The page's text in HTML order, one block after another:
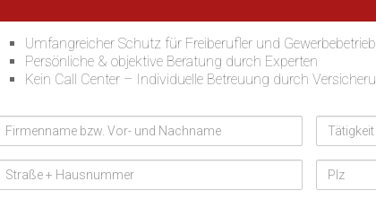
Umfangreicher Schutz für Freiberufler und
Persönliche & objektive Beratung durch Experten
Kein Call Center – Individuelle Betreuung durch
Firmenname Tätigkeit
Risikoanschrift Straße Plz